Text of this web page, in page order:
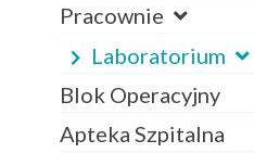
Pracownie
Laboratorium
Blok Operacyjny
Apteka Szpitalna